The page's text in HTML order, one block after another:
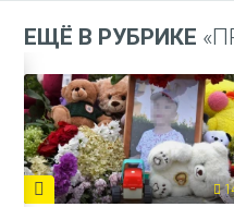
ЕЩЁ В РУБРИКЕ